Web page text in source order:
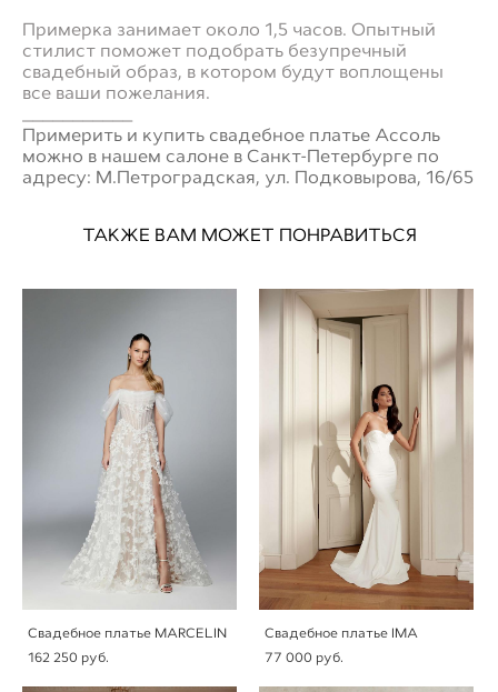
Примерка занимает около 1,5 часов. Опытный
стилист поможет подобрать безупречный
свадебный образ, в котором будут воплощены
все ваши пожелания.
Примерить и купить свадебное платье Ассоль
можно в нашем салоне в Санкт-Петербурге по
адресу: М.Петроградская, ул. Подковырова, 16/65
ТАКЖЕ ВАМ МОЖЕТ ПОНРАВИТЬСЯ
Свадебное платье MARCELIN
162 250 pуб.
Свадебное платье IMA
77 000 pуб.